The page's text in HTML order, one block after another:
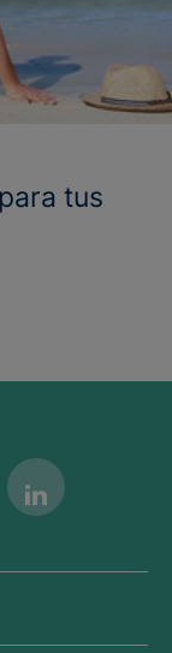
tus
Linkedin